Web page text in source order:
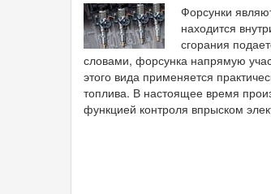
Форсунки
находится
сгорания
словами, форсунка напрямую
этого вида применяется
топлива. В настоящее время
функцией контроля впрыском